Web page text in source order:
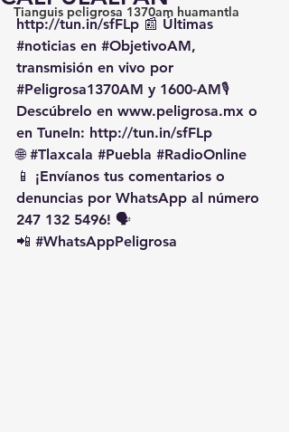
Tianguis peligrosa 1370am huamantla
http://tun.in/sfFLp 📰 Últimas
#noticias en #ObjetivoAM,
transmisión en vivo por
#Peligrosa1370AM y 1600-AM🎙️
Descúbrelo en www.peligrosa.mx o
en TuneIn: http://tun.in/sfFLp
🌐 #Tlaxcala #Puebla #RadioOnline
📱 ¡Envíanos tus comentarios o
denuncias por WhatsApp al número
247 132 5496! 🗣️
📲 #WhatsAppPeligrosa